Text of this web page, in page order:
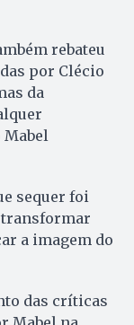
rebateu
por Clécio
da
Mabel
sequer foi
transformar
a imagem do
das críticas